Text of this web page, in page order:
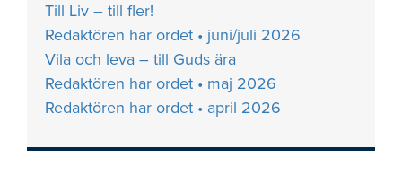
Till Liv – till fler!
Redaktören har ordet • juni/juli 2026
Vila och leva – till Guds ära
Redaktören har ordet • maj 2026
Redaktören har ordet • april 2026